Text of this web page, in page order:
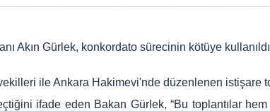
Akın Gürlek, konkordato sürecinin kötüye
ile Ankara Hakimevi'nde düzenlenen istişare
ifade eden Bakan Gürlek, “Bu toplantılar